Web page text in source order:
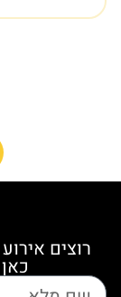
רוצים